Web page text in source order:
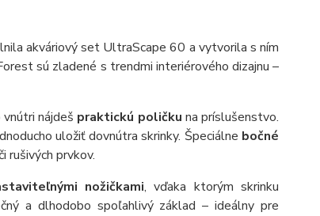
akváriový set UltraScape 60 a vytvorila s ním
sú zladené s trendmi interiérového dizajnu –
nájdeš praktickú poličku na príslušenstvo.
uložiť dovnútra skrinky. Špeciálne bočné
rušivých prvkov.
nožičkami, vďaka ktorým skrinku
a dlhodobo spoľahlivý základ – ideálny pre